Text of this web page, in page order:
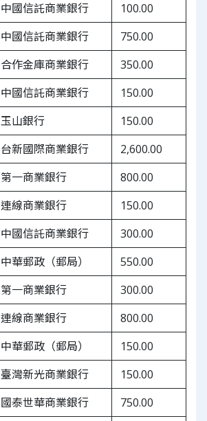
中國信託商業銀行
100.00
中國信託商業銀行
750.00
合作金庫商業銀行
350.00
中國信託商業銀行
150.00
玉山銀行
150.00
台新國際商業銀行
2,600.00
第一商業銀行
800.00
連線商業銀行
150.00
中國信託商業銀行
300.00
中華郵政（郵局）
550.00
第一商業銀行
300.00
連線商業銀行
800.00
中華郵政（郵局）
150.00
臺灣新光商業銀行
150.00
國泰世華商業銀行 750.00